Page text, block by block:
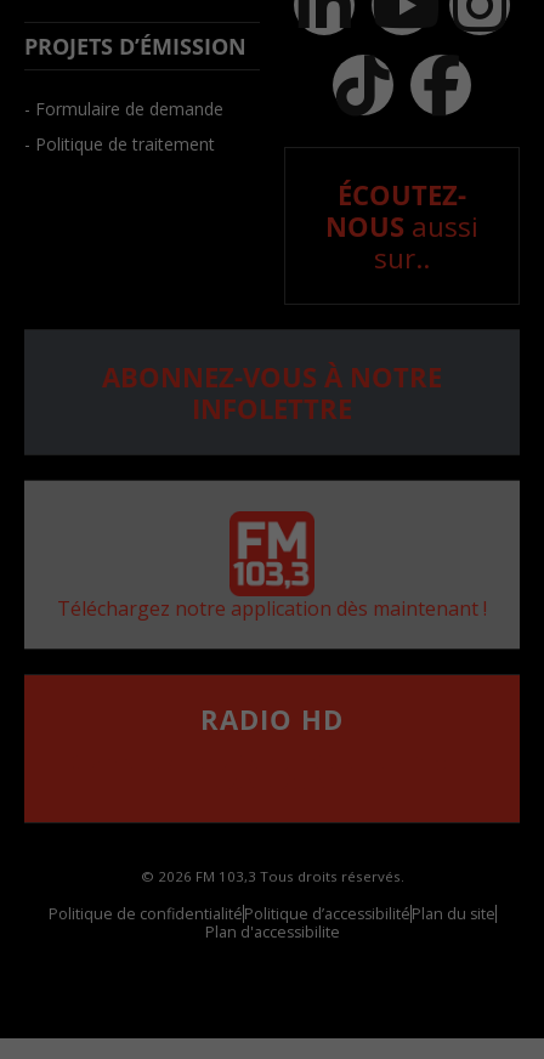
PROJETS D’ÉMISSION
- Formulaire de demande
- Politique de traitement
ÉCOUTEZ-
NOUS aussi
sur..
ABONNEZ-VOUS À NOTRE
INFOLETTRE
Téléchargez notre application dès maintenant !
RADIO HD
© 2026 FM 103,3 Tous droits réservés.
Politique de confidentialitéPolitique d’accessibilitéPlan du site
Plan d'accessibilite